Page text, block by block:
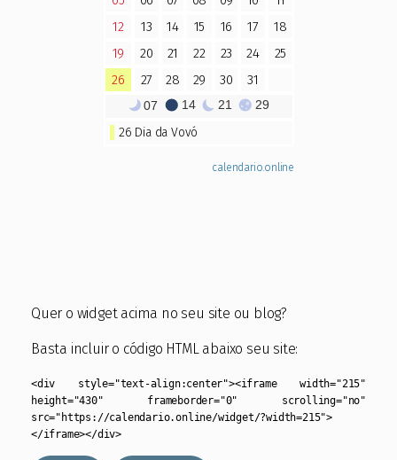
Quer o widget acima no seu site ou blog?
Basta incluir o código HTML abaixo seu site:
<div style="text-align:center"><iframe width="215"
height="430" frameborder="0" scrolling="no"
src="https://calendario.online/widget/?width=215">
</iframe></div>